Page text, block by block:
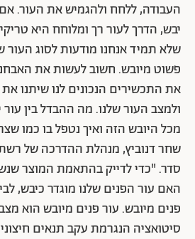
העבודה, ללחח ולהגמיש את העור. אם
יבש, הדרך לעור רך ומלוחח היא
שלא תמיד אנחנו מודעות לסוג העור
פשוט מיובש. חשוב לעשות את
את התכשירים הנכונים לנו שיתנו
ולמצב העור שלנו. מה ההבדל בין עור
מכל היובש הזה ואיך נטפל בו כמו
שחר דנוביץ, מנהלת ההדרכה של
סדר. "כדי לדייק בהתאמת המוצר
האם עור הפנים שלנו מוגדר כיבש,
פנים מיובש. עור פנים מיובש הוא
סיטואציה הנגרמת עקב תנאים